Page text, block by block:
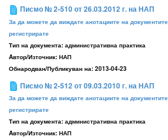
Писмо № 2-510 от 26.03.2012 г. на НАП
За да можете да виждате анотациите на
регистрирате
Тип на документа: административна практика
Aвтор/Източник: НАП
Обнародван/Публикуван на: 2013-04-23
Писмо № 2-512 от 09.03.2010 г. на НАП
За да можете да виждате анотациите на
регистрирате
Тип на документа: административна практика
Aвтор/Източник: НАП